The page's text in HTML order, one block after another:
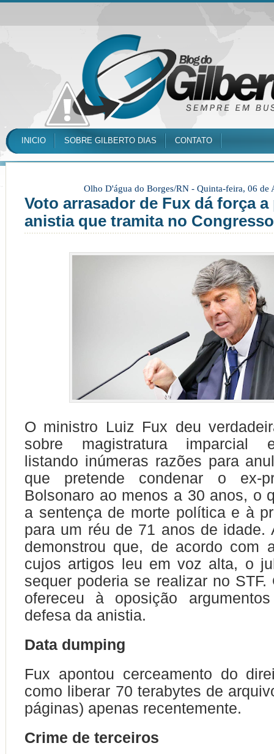
INICIO SOBRE GILBERTO DIAS CONTATO
Olho D'água do Borges/RN - Quinta-feira, 06 de
Voto arrasador de Fux dá força
anistia que tramita no Congresso
O ministro Luiz Fux deu
sobre magistratura imparcial
listando inúmeras razões para
que pretende condenar o ex-
Bolsonaro ao menos a 30 anos, o
a sentença de morte política e à
para um réu de 71 anos de idade.
demonstrou que, de acordo com
cujos artigos leu em voz alta, o
sequer poderia se realizar no
ofereceu à oposição
defesa da anistia.
Data dumping
Fux apontou cerceamento do
como liberar 70 terabytes de
páginas) apenas recentemente.
Crime de terceiros